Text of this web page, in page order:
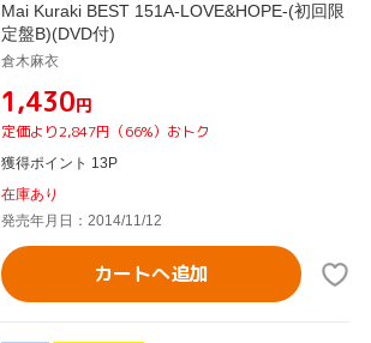
Mai Kuraki BEST 151A-LOVE&HOPE-(初回限
定盤B)(DVD付)
倉木麻衣
¥1,430円
定価より2,847円（66%）おトク
獲得ポイント 13P
在庫あり
発売年月日：2014/11/12
カートへ追加